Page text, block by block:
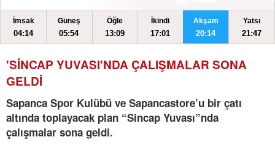
İmsak
04:14
Güneş
05:54
Öğle
13:09
İkindi
17:01
Akşam
20:14
Yatsı
21:47
'SİNCAP YUVASI'NDA ÇALIŞMALAR SONA
GELDİ
Sapanca Spor Kulübü ve Sapancastore’u bir çatı
altında toplayacak plan “Sincap Yuvası”nda
çalışmalar sona geldi.